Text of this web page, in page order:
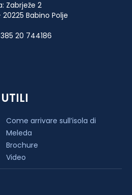
Zabrježe 2
20225 Babino Polje
20 744186
Come arrivare sull’isola di
Meleda
Brochure
Video